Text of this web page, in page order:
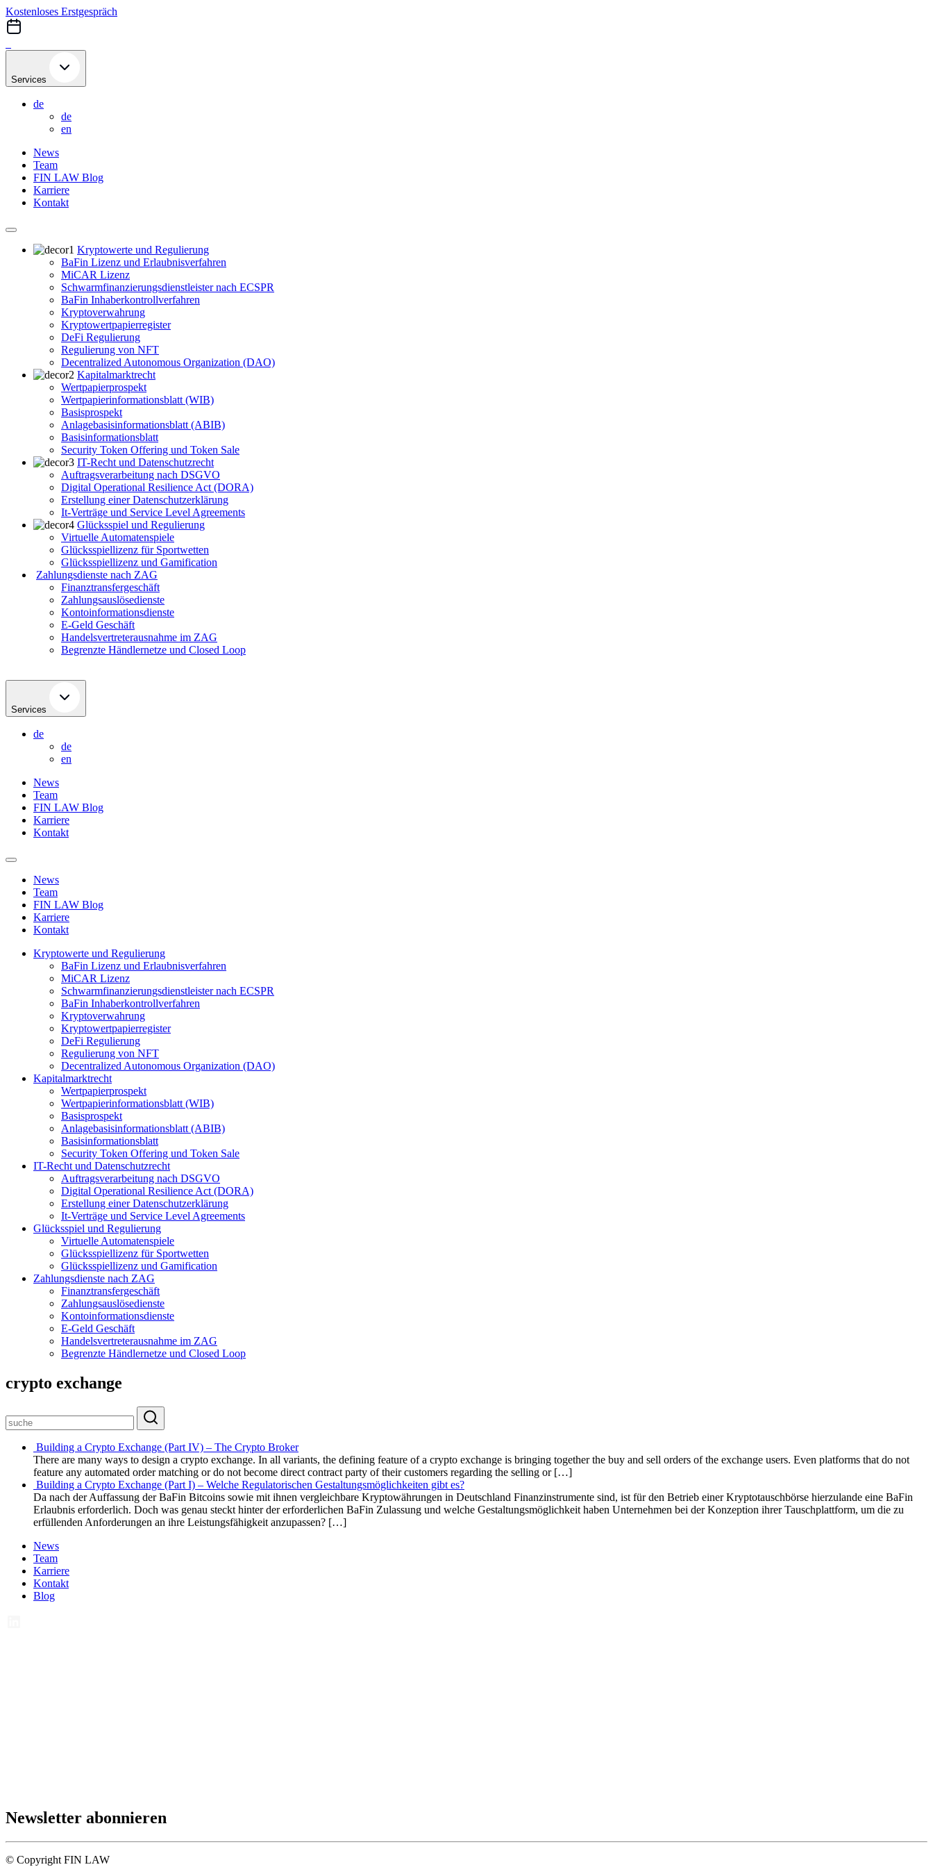
Skip
to
content
Kostenloses Erstgespräch
Services
de
de
en
News
Team
FIN LAW Blog
Karriere
Kontakt
Kryptowerte und Regulierung
BaFin Lizenz und Erlaubnisverfahren
MiCAR Lizenz
Schwarmfinanzierungsdienstleister nach ECSPR
BaFin Inhaberkontrollverfahren
Kryptoverwahrung
Kryptowertpapierregister
DeFi Regulierung
Regulierung von NFT
Decentralized Autonomous Organization (DAO)
Kapitalmarktrecht
Wertpapierprospekt
Wertpapierinformationsblatt (WIB)
Basisprospekt
Anlagebasisinformationsblatt (ABIB)
Basisinformationsblatt
Security Token Offering und Token Sale
IT-Recht und Datenschutzrecht
Auftragsverarbeitung nach DSGVO
Digital Operational Resilience Act (DORA)
Erstellung einer Datenschutzerklärung
It-Verträge und Service Level Agreements
Glücksspiel und Regulierung
Virtuelle Automatenspiele
Glücksspiellizenz für Sportwetten
Glücksspiellizenz und Gamification
Zahlungsdienste nach ZAG
Finanztransfergeschäft
Zahlungsauslösedienste
Kontoinformationsdienste
E-Geld Geschäft
Handelsvertreterausnahme im ZAG
Begrenzte Händlernetze und Closed Loop
Services
de
de
en
News
Team
FIN LAW Blog
Karriere
Kontakt
News
Team
FIN LAW Blog
Karriere
Kontakt
Kryptowerte und Regulierung
BaFin Lizenz und Erlaubnisverfahren
MiCAR Lizenz
Schwarmfinanzierungsdienstleister nach ECSPR
BaFin Inhaberkontrollverfahren
Kryptoverwahrung
Kryptowertpapierregister
DeFi Regulierung
Regulierung von NFT
Decentralized Autonomous Organization (DAO)
Kapitalmarktrecht
Wertpapierprospekt
Wertpapierinformationsblatt (WIB)
Basisprospekt
Anlagebasisinformationsblatt (ABIB)
Basisinformationsblatt
Security Token Offering und Token Sale
IT-Recht und Datenschutzrecht
Auftragsverarbeitung nach DSGVO
Digital Operational Resilience Act (DORA)
Erstellung einer Datenschutzerklärung
It-Verträge und Service Level Agreements
Glücksspiel und Regulierung
Virtuelle Automatenspiele
Glücksspiellizenz für Sportwetten
Glücksspiellizenz und Gamification
Zahlungsdienste nach ZAG
Finanztransfergeschäft
Zahlungsauslösedienste
Kontoinformationsdienste
E-Geld Geschäft
Handelsvertreterausnahme im ZAG
Begrenzte Händlernetze und Closed Loop
crypto exchange
Building a Crypto Exchange (Part IV) – The Crypto Broker
There are many ways to design a crypto exchange. In all variants, the defining feature of a crypto exchange is bringing together the buy and sell orders of the exchange users. Even platforms that do not
feature any automated order matching or do not become direct contract party of their customers regarding the selling or […]
Building a Crypto Exchange (Part I) – Welche Regulatorischen Gestaltungsmöglichkeiten gibt es?
Da nach der Auffassung der BaFin Bitcoins sowie mit ihnen vergleichbare Kryptowährungen in Deutschland Finanzinstrumente sind, ist für den Betrieb einer Kryptotauschbörse hierzulande eine BaFin
Erlaubnis erforderlich. Doch was genau steckt hinter der erforderlichen BaFin Zulassung und welche Gestaltungsmöglichkeit haben Unternehmen bei der Konzeption ihrer Tauschplattform, um die zu
erfüllenden Anforderungen an ihre Leistungsfähigkeit anzupassen? […]
News
Team
Karriere
Kontakt
Blog
Newsletter abonnieren
© Copyright FIN LAW